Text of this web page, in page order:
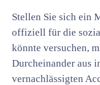
Stellen Sie sich ein
offiziell für die
könnte versuchen,
Durcheinander aus
vernachlässigten